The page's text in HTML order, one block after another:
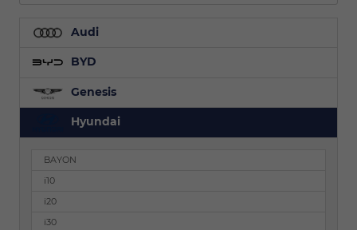
Audi
BYD
Genesis
Hyundai
BAYON
i10
i20
i30